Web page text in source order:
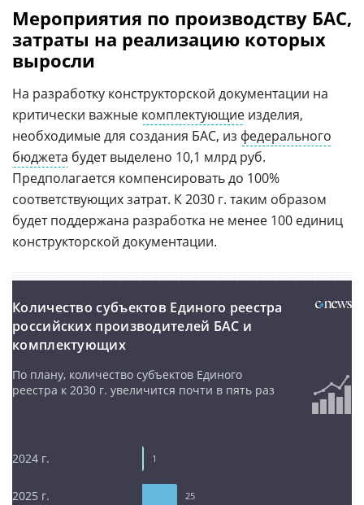
Мероприятия по производству БАС,
затраты на реализацию которых
выросли
На разработку конструкторской документации на
критически важные комплектующие изделия,
необходимые для создания БАС, из федерального
бюджета будет выделено 10,1 млрд руб.
Предполагается компенсировать до 100%
соответствующих затрат. К 2030 г. таким образом
будет поддержана разработка не менее 100 единиц
конструкторской документации.
Количество субъектов Единого реестра
российских производителей БАС и
комплектующих
По плану, количество субъектов Единого
реестра к 2030 г. увеличится почти в пять раз
1
2024 г.
25
2025 г.